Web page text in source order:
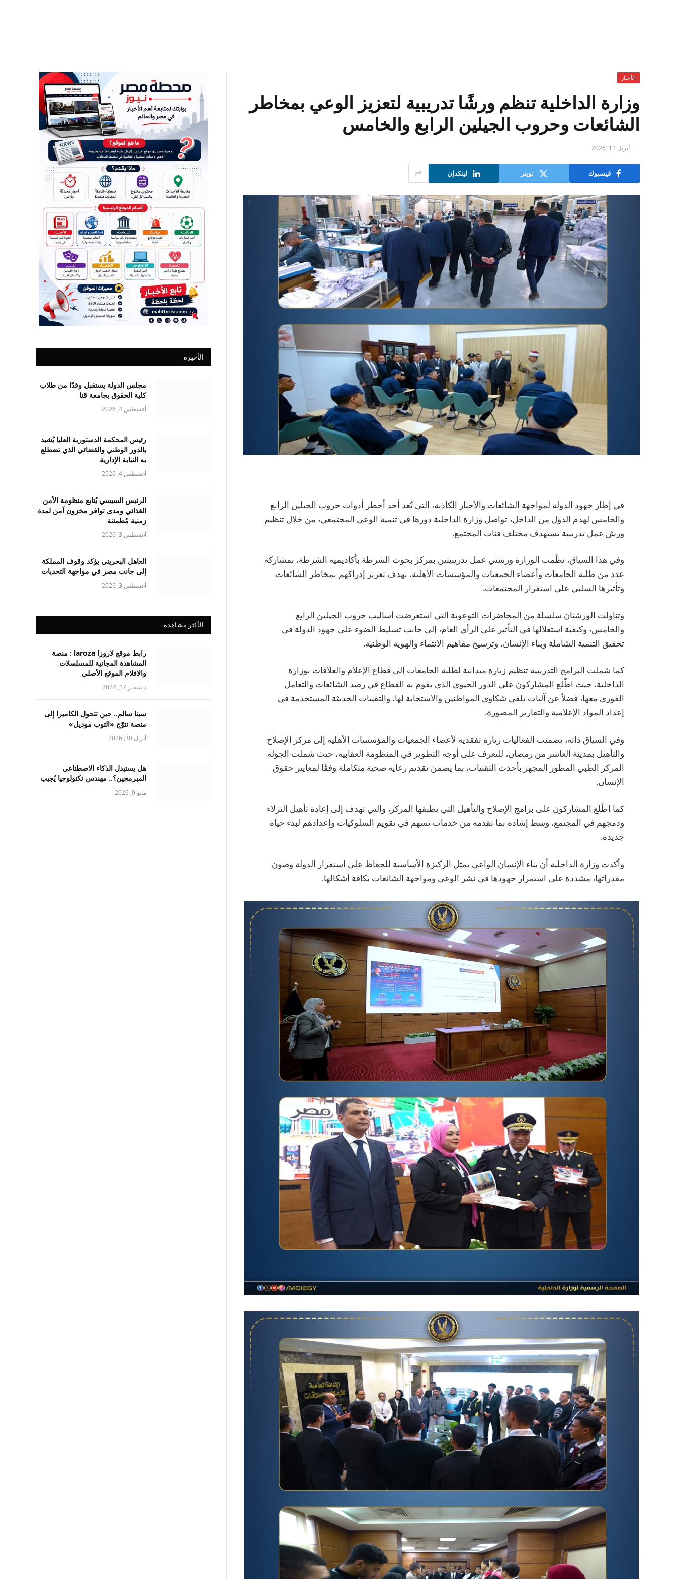
الأخبار
وزارة الداخلية تنظم ورشًا تدريبية لتعزيز الوعي بمخاطر
الشائعات وحروب الجيلين الرابع والخامس
أبريل 11, 2026
فيسبوك تويتر لينكدإن
في إطار جهود الدولة لمواجهة الشائعات والأخبار الكاذبة، التي تُعد أحد أخطر أدوات حروب الجيلين الرابع
والخامس لهدم الدول من الداخل، تواصل وزارة الداخلية دورها في تنمية الوعي المجتمعي، من خلال تنظيم
ورش عمل تدريبية تستهدف مختلف فئات المجتمع.
وفي هذا السياق، نظّمت الوزارة ورشتي عمل تدريبيتين بمركز بحوث الشرطة بأكاديمية الشرطة، بمشاركة
عدد من طلبة الجامعات وأعضاء الجمعيات والمؤسسات الأهلية، بهدف تعزيز إدراكهم بمخاطر الشائعات
وتأثيرها السلبي على استقرار المجتمعات.
وتناولت الورشتان سلسلة من المحاضرات التوعوية التي استعرضت أساليب حروب الجيلين الرابع
والخامس، وكيفية استغلالها في التأثير على الرأي العام، إلى جانب تسليط الضوء على جهود الدولة في
تحقيق التنمية الشاملة وبناء الإنسان، وترسيخ مفاهيم الانتماء والهوية الوطنية.
كما شملت البرامج التدريبية تنظيم زيارة ميدانية لطلبة الجامعات إلى قطاع الإعلام والعلاقات بوزارة
الداخلية، حيث اطّلع المشاركون على الدور الحيوي الذي يقوم به القطاع في رصد الشائعات والتعامل
الفوري معها، فضلاً عن آليات تلقي شكاوى المواطنين والاستجابة لها، والتقنيات الحديثة المستخدمة في
إعداد المواد الإعلامية والتقارير المصورة.
وفي السياق ذاته، تضمنت الفعاليات زيارة تفقدية لأعضاء الجمعيات والمؤسسات الأهلية إلى مركز الإصلاح
والتأهيل بمدينة العاشر من رمضان، للتعرف على أوجه التطوير في المنظومة العقابية، حيث شملت الجولة
المركز الطبي المطور المجهز بأحدث التقنيات، بما يضمن تقديم رعاية صحية متكاملة وفقًا لمعايير حقوق
الإنسان.
كما اطّلع المشاركون على برامج الإصلاح والتأهيل التي يطبقها المركز، والتي تهدف إلى إعادة تأهيل النزلاء
ودمجهم في المجتمع، وسط إشادة بما تقدمه من خدمات تسهم في تقويم السلوكيات وإعدادهم لبدء حياة
جديدة.
وأكدت وزارة الداخلية أن بناء الإنسان الواعي يمثل الركيزة الأساسية للحفاظ على استقرار الدولة وصون
مقدراتها، مشددة على استمرار جهودها في نشر الوعي ومواجهة الشائعات بكافة أشكالها.
الأخيرة
مجلس الدولة يستقبل وفدًا من طلاب
كلية الحقوق بجامعة قنا
أغسطس 4, 2026
رئيس المحكمة الدستورية العليا يُشيد
بالدور الوطني والقضائي الذي تضطلع
به النيابة الإدارية
أغسطس 4, 2026
الرئيس السيسي يُتابع منظومة الأمن
الغذائي ومدى توافر مخزون آمن لمدة
زمنية مُطمئنة
أغسطس 3, 2026
العاهل البحريني يؤكد وقوف المملكة
إلى جانب مصر في مواجهة التحديات
أغسطس 3, 2026
الأكثر مشاهدة
رابط موقع لاروزا laroza : منصة
المشاهدة المجانية للمسلسلات
والافلام الموقع الأصلي
ديسمبر 17, 2024
سينا سالم.. حين تتحول الكاميرا إلى
منصة تتوّج «التوب موديل»
أبريل 30, 2026
هل يستبدل الذكاء الاصطناعي
المبرمجين؟.. مهندس تكنولوجيا يُجيب
مايو 9, 2026